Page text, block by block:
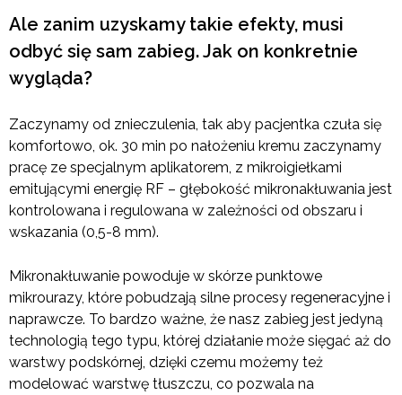
Ale zanim uzyskamy takie efekty, musi
odbyć się sam zabieg. Jak on konkretnie
wygląda?
Zaczynamy od znieczulenia, tak aby pacjentka czuła się
komfortowo, ok. 30 min po nałożeniu kremu zaczynamy
pracę ze specjalnym aplikatorem, z mikroigiełkami
emitującymi energię RF – głębokość mikronakłuwania jest
kontrolowana i regulowana w zależności od obszaru i
wskazania (0,5-8 mm).
Mikronakłuwanie powoduje w skórze punktowe
mikrourazy, które pobudzają silne procesy regeneracyjne i
naprawcze. To bardzo ważne, że nasz zabieg jest jedyną
technologią tego typu, której działanie może sięgać aż do
warstwy podskórnej, dzięki czemu możemy też
modelować warstwę tłuszczu, co pozwala na